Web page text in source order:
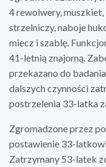
4 rewolwery,
strzelniczy, naboje
miecz i szablę.
41-letnią znajomą.
przekazano do
dalszych czynności
postrzelenia 33-latka
Zgromadzone przez
postawienie 33-
Zatrzymany 53-latek